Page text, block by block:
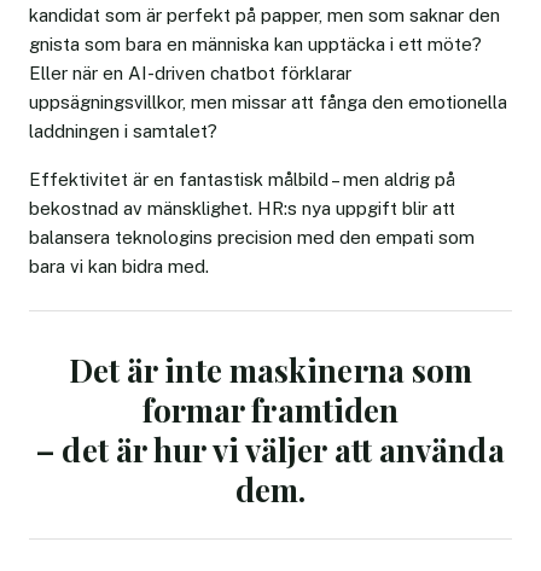
kandidat som är perfekt på papper, men som saknar den
gnista som bara en människa kan upptäcka i ett möte?
Eller när en AI-driven chatbot förklarar
uppsägningsvillkor, men missar att fånga den emotionella
laddningen i samtalet?
Effektivitet är en fantastisk målbild – men aldrig på
bekostnad av mänsklighet. HR:s nya uppgift blir att
balansera teknologins precision med den empati som
bara vi kan bidra med.
Det är inte maskinerna som
formar framtiden
– det är hur vi väljer att använda
dem.